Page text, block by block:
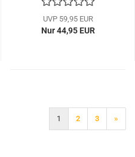
UVP 59,95 EUR
Nur 44,95 EUR
1 2 3 »